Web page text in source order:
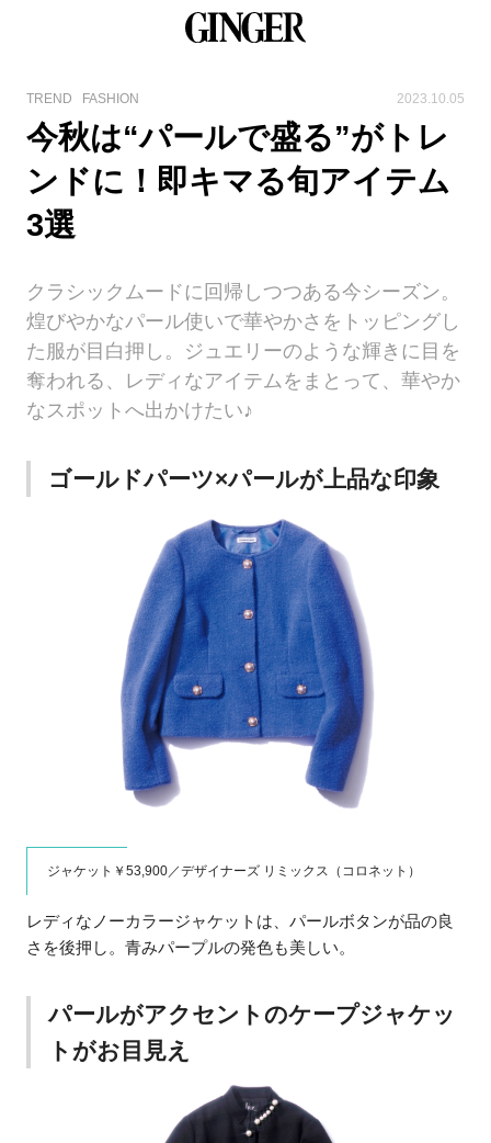
TREND FASHION 2023.10.05
今秋は“パールで盛る”がトレ
ンドに！即キマる旬アイテム
3選
クラシックムードに回帰しつつある今シーズン。
煌びやかなパール使いで華やかさをトッピングし
た服が目白押し。ジュエリーのような輝きに目を
奪われる、レディなアイテムをまとって、華やか
なスポットへ出かけたい♪
ゴールドパーツ×パールが上品な印象
ジャケット￥53,900／デザイナーズ リミックス（コロネット）
レディなノーカラージャケットは、パールボタンが品の良
さを後押し。青みパープルの発色も美しい。
パールがアクセントのケープジャケッ
トがお目見え